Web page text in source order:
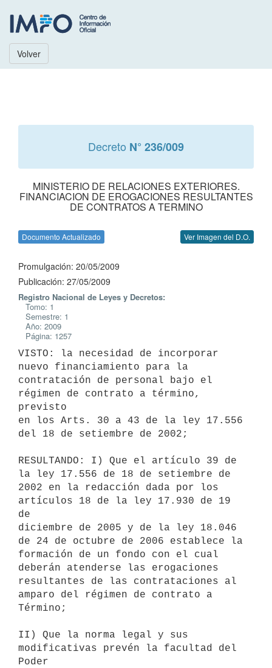
Volver
Decreto N° 236/009
MINISTERIO DE RELACIONES EXTERIORES.
FINANCIACION DE EROGACIONES RESULTANTES
DE CONTRATOS A TERMINO
Documento Actualizado Ver Imagen del D.O.
Promulgación: 20/05/2009
Publicación: 27/05/2009
Registro Nacional de Leyes y Decretos:
Tomo: 1
Semestre: 1
Año: 2009
Página: 1257
VISTO: la necesidad de incorporar
nuevo financiamiento para la
contratación de personal bajo el
régimen de contrato a término,
previsto
en los Arts. 30 a 43 de la ley 17.556
del 18 de setiembre de 2002;
RESULTANDO: I) Que el artículo 39 de
la ley 17.556 de 18 de setiembre de
2002 en la redacción dada por los
artículos 18 de la ley 17.930 de 19
de
diciembre de 2005 y de la ley 18.046
de 24 de octubre de 2006 establece la
formación de un fondo con el cual
deberán atenderse las erogaciones
resultantes de las contrataciones al
amparo del régimen de contrato a
Término;
II) Que la norma legal y sus
modificativas prevén la facultad del
Poder